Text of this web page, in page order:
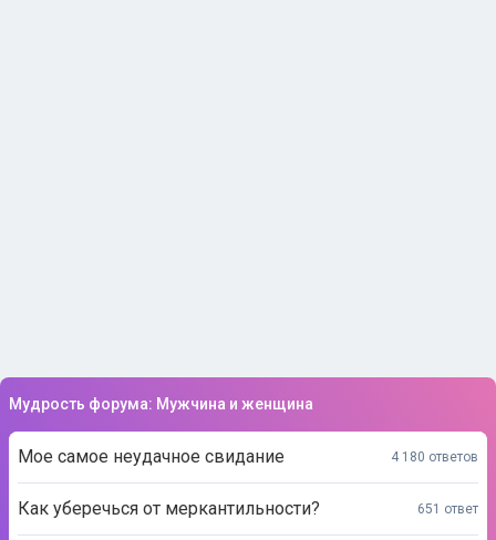
Мудрость форума: Мужчина и женщина
Мое самое неудачное свидание 4 180 ответов
Как уберечься от меркантильности? 651 ответ